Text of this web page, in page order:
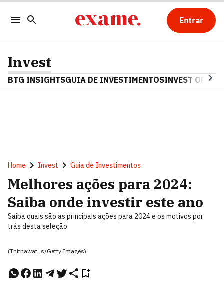
Entrar
Invest
BTG INSIGHTSGUIA DE INVESTIMENTOSINVEST OPINA
Home Invest Guia de Investimentos
Melhores ações para 2024:
Saiba onde investir este ano
Saiba quais são as principais ações para 2024 e os motivos por
trás desta seleção
(Thithawat_s/Getty Images)